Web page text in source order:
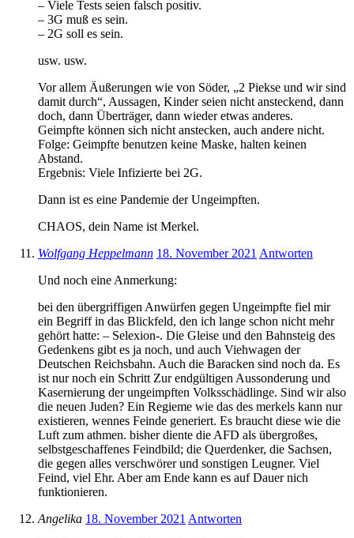
– Viele Tests seien falsch positiv.
– 3G muß es sein.
– 2G soll es sein.
usw. usw.
Vor allem Äußerungen wie von Söder, „2 Piekse und wir sind
damit durch“, Aussagen, Kinder seien nicht ansteckend, dann
doch, dann Überträger, dann wieder etwas anderes.
Geimpfte können sich nicht anstecken, auch andere nicht.
Folge: Geimpfte benutzen keine Maske, halten keinen
Abstand.
Ergebnis: Viele Infizierte bei 2G.
Dann ist es eine Pandemie der Ungeimpften.
CHAOS, dein Name ist Merkel.
Wolfgang Heppelmann 18. November 2021 Antworten
Und noch eine Anmerkung:
bei den übergriffigen Anwürfen gegen Ungeimpfte fiel mir
ein Begriff in das Blickfeld, den ich lange schon nicht mehr
gehört hatte: – Selexion-. Die Gleise und den Bahnsteig des
Gedenkens gibt es ja noch, und auch Viehwagen der
Deutschen Reichsbahn. Auch die Baracken sind noch da. Es
ist nur noch ein Schritt Zur endgültigen Aussonderung und
Kasernierung der ungeimpften Volksschädlinge. Sind wir also
die neuen Juden? Ein Regieme wie das des merkels kann nur
existieren, wennes Feinde generiert. Es braucht diese wie die
Luft zum athmen. bisher diente die AFD als übergroßes,
selbstgeschaffenes Feindbild; die Querdenker, die Sachsen,
die gegen alles verschwörer und sonstigen Leugner. Viel
Feind, viel Ehr. Aber am Ende kann es auf Dauer nich
funktionieren.
Angelika 18. November 2021 Antworten